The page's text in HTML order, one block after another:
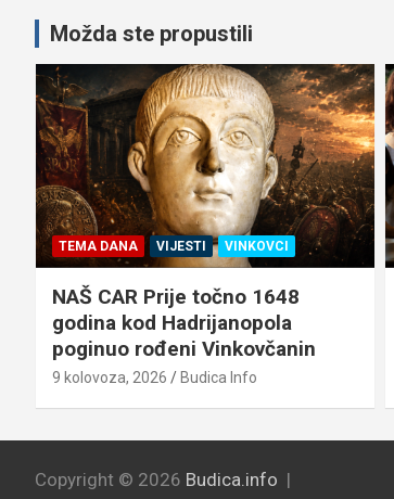
Možda ste propustili
TEMA DANA VIJESTI VINKOVCI
NAŠ CAR Prije točno 1648
godina kod Hadrijanopola
poginuo rođeni Vinkovčanin
9 kolovoza, 2026 Budica Info
Copyright © 2026 Budica.info